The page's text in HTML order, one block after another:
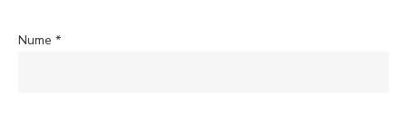
Nume *